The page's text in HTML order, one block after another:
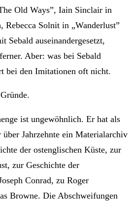
Old Ways”, Iain Sinclair in
Rebecca Solnit in „Wanderlust”
Sebald auseinandergesetzt,
Aber: was bei Sebald
bei den Imitationen oft nicht.
ist ungewöhnlich. Er hat als
Jahrzehnte ein Material­archiv
der ostenglischen Küste, zur
zur Geschichte der
Conrad, zu Roger
Browne. Die Abschweifungen